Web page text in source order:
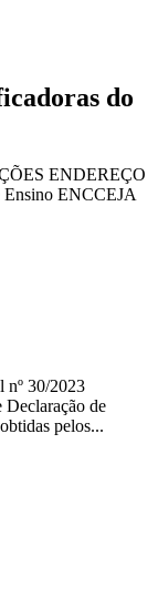
do
ENDEREÇO
ENCCEJA
30/2023
de
pelos...